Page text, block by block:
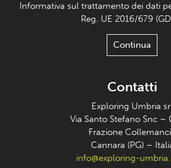
Informativa sul trattamento dei dati
Reg. UE 2016/679
Continua
Contatti
Exploring Umbria
Via Santo Stefano Snc –
Frazione
Cannara (PG) –
info@exploring-